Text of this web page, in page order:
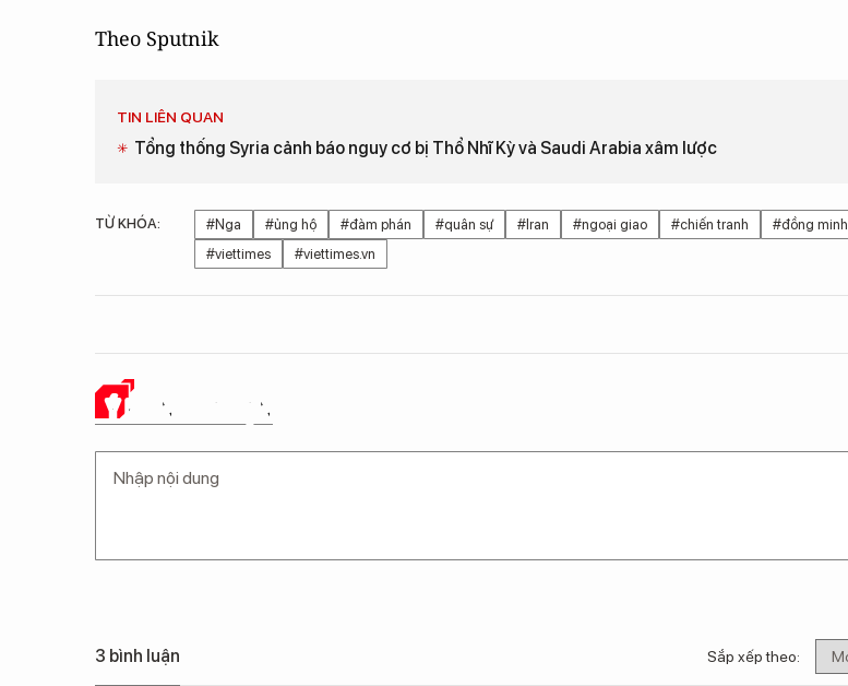
Theo Sputnik
TIN LIÊN QUAN
Tổng thống Syria cảnh báo nguy cơ bị Thổ Nhĩ Kỳ và Saudi Arabia xâm lược
TỪ KHÓA: #Nga #ủng hộ #đàm phán #quân sự #Iran #ngoại giao #chiến tranh #đồng minh
#viettimes
#viettimes.vn
Ý KIẾN CỦA BẠN
3 bình luận Sắp xếp theo: